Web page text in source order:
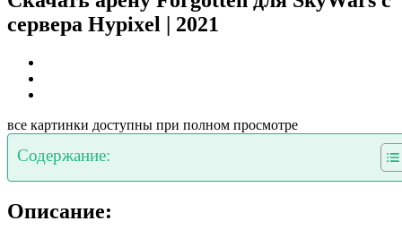
сервера Hypixel | 2021
все картинки доступны при полном просмотре
Содержание:
Описание: